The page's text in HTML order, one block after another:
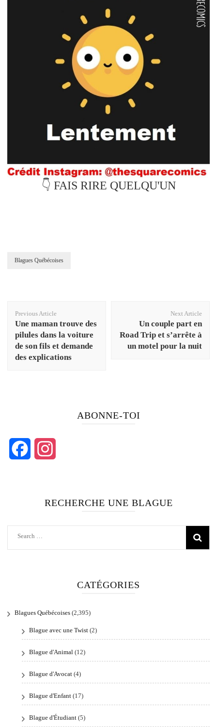
👇 FAIS RIRE QUELQU'UN
Blagues Québécoises
Navigation
Previous Article
Une maman trouve des
pilules dans la voiture
de son fils et demande
des explications
Next Article
Un couple part en
Road Trip et s’arrête à
un motel pour la nuit
ABONNE-TOI
Facebook
RECHERCHE UNE BLAGUE
Search
CATÉGORIES
Blagues Québécoises (2,395)
Blague avec une Twist (2)
Blague d'Animal (12)
Blague d'Avocat (4)
Blague d'Enfant (17)
Blague d'Étudiant (5)